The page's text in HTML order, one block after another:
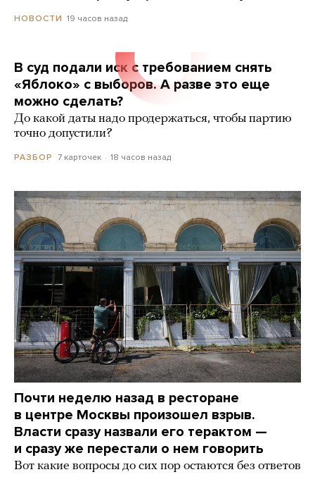
НОВОСТИ 19 часов назад
В суд подали иск с требованием снять
«Яблоко» с выборов. А разве это еще
можно сделать?
До какой даты надо продержаться, чтобы партию
точно допустили?
РАЗБОР 7 карточек 18 часов назад
Почти неделю назад в ресторане
в центре Москвы произошел взрыв.
Власти сразу назвали его терактом —
и сразу же перестали о нем говорить
Вот какие вопросы до сих пор остаются без ответов